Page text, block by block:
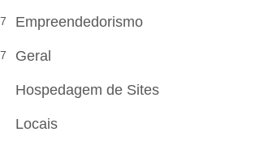
Empreendedorismo
Geral
Hospedagem de Sites
Locais